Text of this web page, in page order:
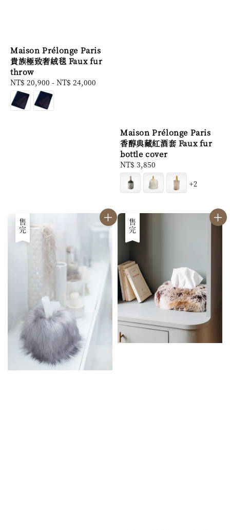
Maison Prélonge Paris
貴族極致奢絨毯 Faux fur
throw
Regular
price
NT$ 20,900 - NT$ 24,000
Maison Prélonge Paris
香醇典藏紅酒套 Faux fur
bottle cover
Regular
price
NT$ 3,850
+2
售完 售完